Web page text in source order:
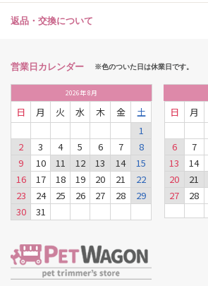
返品・交換について
営業日カレンダー ※色のついた日は休業日です。
2026年8月
日 月 火 水 木 金
土
1
2
3 4 5 6 7
8
9
10 11 12 13 14
15
16
17 18 19 20 21
22
23
24 25 26 27 28
29
30
31
日 月
6
7
13
14
20
21
27
28